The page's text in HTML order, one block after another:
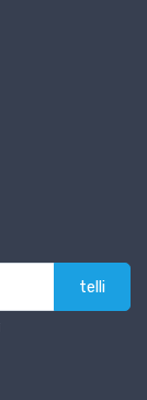
telli